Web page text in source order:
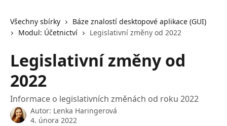
Všechny sbírky
Báze znalostí desktopové aplikace (GUI)
Modul: Účetnictví
Legislativní změny od 2022
Legislativní změny od
2022
Informace o legislativních změnách od roku 2022
Autor: Lenka Haringerová
4. února 2022